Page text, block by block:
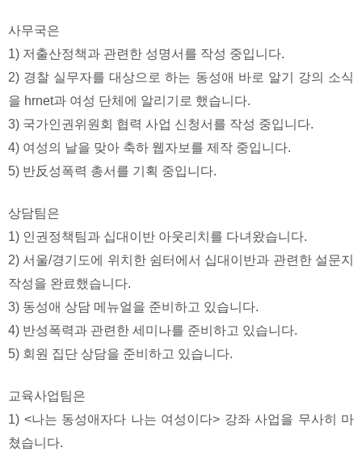
사무국은
1) 저출산정책과 관련한 성명서를 작성 중입니다.
2) 경찰 실무자를 대상으로 하는 동성애 바로 알기 강의 소식
을 hrnet과 여성 단체에 알리기로 했습니다.
3) 국가인권위원회 협력 사업 신청서를 작성 중입니다.
4) 여성의 날을 맞아 축하 웹자보를 제작 중입니다.
5) 반反성폭력 총서를 기획 중입니다.
상담팀은
1) 인권정책팀과 십대이반 아웃리치를 다녀왔습니다.
2) 서울/경기도에 위치한 쉼터에서 십대이반과 관련한 설문지
작성을 완료했습니다.
3) 동성애 상담 메뉴얼을 준비하고 있습니다.
4) 반성폭력과 관련한 세미나를 준비하고 있습니다.
5) 회원 집단 상담을 준비하고 있습니다.
교육사업팀은
1) <나는 동성애자다 나는 여성이다> 강좌 사업을 무사히 마
쳤습니다.